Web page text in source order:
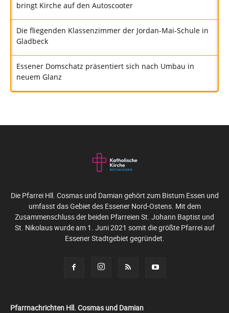
bringt Kirche auf den Autoscooter
Die fliegenden Klassenzimmer der Jordan-Mai-Schule in
Gladbeck
Essener Domschatz präsentiert sich nach Umbau in
neuem Glanz
Die Pfarrei Hll. Cosmas und Damian gehört zum Bistum Essen und
umfasst das Gebiet des Essener Nord-Ostens. Mit dem
Zusammenschluss der beiden Pfarreien St. Johann Baptist und
St. Nikolaus wurde am 1. Juni 2021 somit die größte Pfarrei auf
Essener Stadtgebiet gegründet.
Pfarrnachrichten Hll. Cosmas und Damian